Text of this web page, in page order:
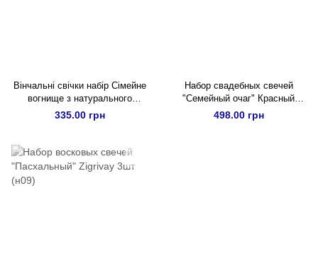
Вінчальні свічки набір Сімейне
вогнище з натурального
бджолиного воску
335.00 грн
Набор свадебных свечей
"Семейный очаг" Красный
Zigrivay 3 шт (нс03)
498.00 грн